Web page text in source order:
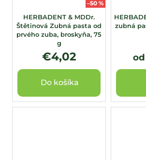
–50 %
HERBADENT & MDDr.
Štětinová Zubná pasta od
prvého zuba, broskyňa, 75
g
€4,02
Do košíka
zubná
od